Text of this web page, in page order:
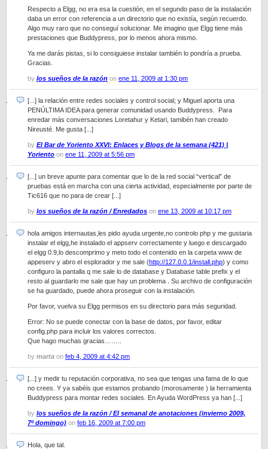
Respecto a Elgg, no era esa la cuestión, en el segundo paso de la instalación
daba un error con referencia a un directorio que no existía, según recuerdo.
Algo muy raro que no conseguí solucionar. Me imagino que Elgg tiene más
prestaciones que Buddypress, por lo menos ahora mismo.
Ya me darás pistas, si lo consiguiese instalar también lo pondría a prueba.
Gracias.
by los sueños de la razón on ene 11, 2009 at 1:30 pm
[...] la relación entre redes sociales y control social; y Miguel aporta una
PENÚLTIMA IDEA para generar comunidad usando Buddypress. Para
enredar más conversaciones Loretahur y Ketari, tamibén han creado
Nireusté. Me gusta [...]
by El Bar de Yoriento XXVI: Enlaces y Blogs de la semana (421) |
Yoriento on ene 11, 2009 at 5:56 pm
[...] un breve apunte para comentar que lo de la red social “vertical” de
pruebas está en marcha con una cierta actividad, especialmente por parte de
Tic616 que no para de crear [...]
by los sueños de la razón / Enredados on ene 13, 2009 at 10:17 pm
hola amigos internautas,les pido ayuda urgente,no controlo php y me gustaria
instalar el elgg,he instalado el appserv correctamente y luego e descargado
el elgg 0.9,lo descomprimo y meto todo el contenido en la carpeta www de
appeserv y abro el esplorador y me sale (http://127.0.0.1/install.php) y como
configuro la pantalla q me sale lo de database y Database table prefix y el
resto al guardarlo me sale que hay un problema . Su archivo de configuración
se ha guardado, puede ahora proseguir con la instalación.
Por favor, vuelva su Elgg permisos en su directorio para más seguridad.
Error: No se puede conectar con la base de datos, por favor, editar
config.php para incluir los valores correctos.
Que hago muchas gracias……..
by marta on feb 4, 2009 at 4:42 pm
[...] y medir tu reputación corporativa, no sea que tengas una fama de lo que
no crees. Y ya sabéis que estamos probando (morosamente ) la herramienta
Buddypress para montar redes sociales. En Ayuda WordPress ya han [...]
by los sueños de la razón / El semanal de anotaciones (invierno 2009,
7º domingo) on feb 16, 2009 at 7:00 pm
Hola, que tal.